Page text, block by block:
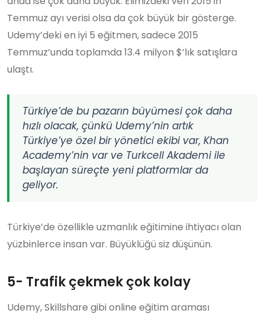
Temmuz ayı verisi olsa da çok büyük bir gösterge.
Udemy’deki en iyi 5 eğitmen, sadece 2015
Temmuz’unda toplamda 13.4 milyon $’lık satışlara
ulaştı.
Türkiye’de bu pazarın büyümesi çok daha
hızlı olacak, çünkü Udemy’nin artık
Türkiye’ye özel bir yönetici ekibi var, Khan
Academy’nin var ve Turkcell Akademi ile
başlayan süreçte yeni platformlar da
geliyor.
Türkiye’de özellikle uzmanlık eğitimine ihtiyacı olan
yüzbinlerce insan var. Büyüklüğü siz düşünün.
5- Trafik çekmek çok kolay
Udemy, Skillshare gibi online eğitim araması